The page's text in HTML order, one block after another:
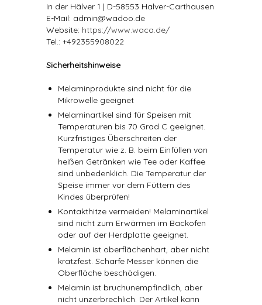
In der Hälver 1 | D-58553 Halver-Carthausen
E-Mail: admin@wadoo.de
Website: https://www.waca.de/
Tel.: +492355908022
Sicherheitshinweise
Melaminprodukte sind nicht für die
Mikrowelle geeignet
Melaminartikel sind für Speisen mit
Temperaturen bis 70 Grad C geeignet.
Kurzfristiges Überschreiten der
Temperatur wie z. B. beim Einfüllen von
heißen Getränken wie Tee oder Kaffee
sind unbedenklich. Die Temperatur der
Speise immer vor dem Füttern des
Kindes überprüfen!
Kontakthitze vermeiden! Melaminartikel
sind nicht zum Erwärmen im Backofen
oder auf der Herdplatte geeignet.
Melamin ist oberflächenhart, aber nicht
kratzfest. Scharfe Messer können die
Oberfläche beschädigen.
Melamin ist bruchunempfindlich, aber
nicht unzerbrechlich. Der Artikel kann